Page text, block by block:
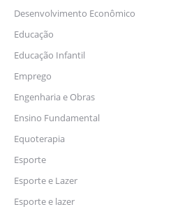
Desenvolvimento Econômico
Educação
Educação Infantil
Emprego
Engenharia e Obras
Ensino Fundamental
Equoterapia
Esporte
Esporte e Lazer
Esporte e lazer